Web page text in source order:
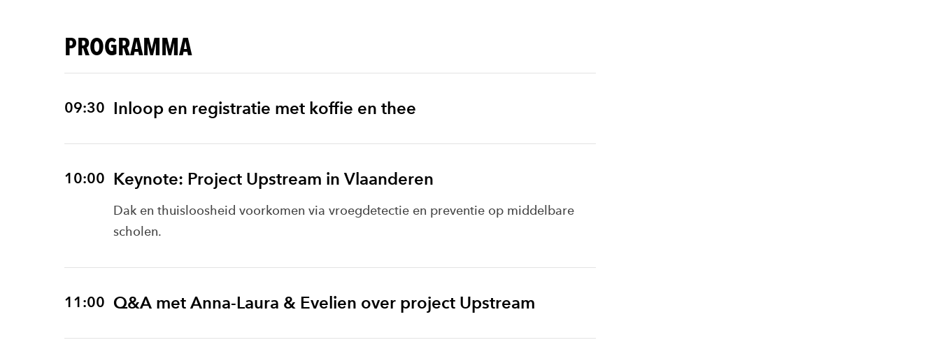
PROGRAMMA
09:30 Inloop en registratie met koffie en thee
10:00 Keynote: Project Upstream in Vlaanderen
Dak en thuisloosheid voorkomen via vroegdetectie en preventie op middelbare
scholen.
11:00 Q&A met Anna-Laura & Evelien over project Upstream